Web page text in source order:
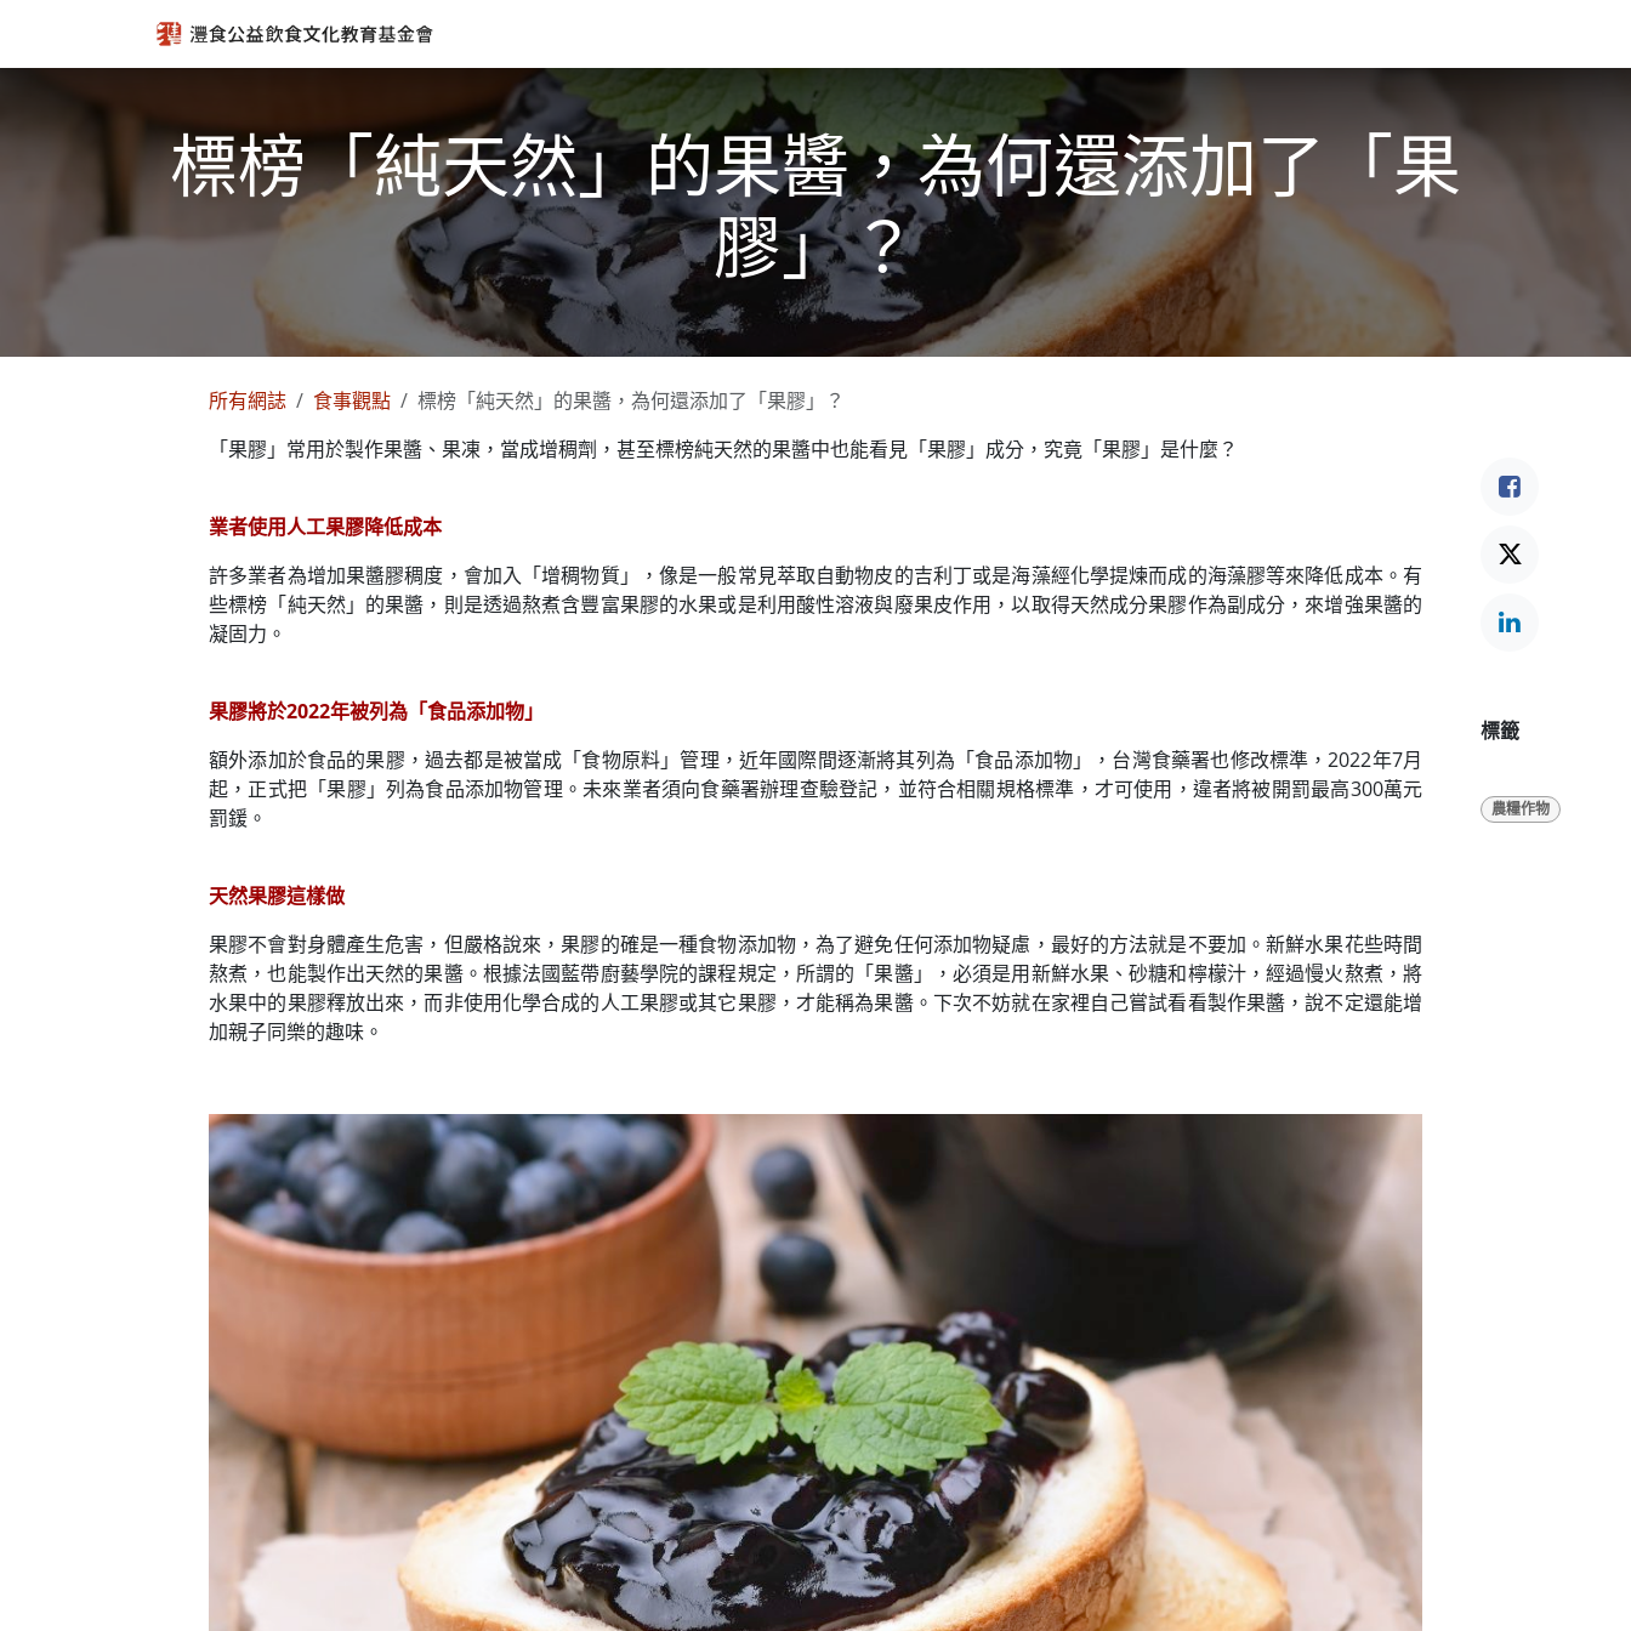
標榜「純天然」的果醬，為何還添加了「果
膠」？
所有網誌 食事觀點
標榜「純天然」的果醬，為何還添加了「果膠」？
「果膠」常用於製作果醬、果凍，當成增稠劑，甚至標榜純天然的果醬中也能看見「果膠」成分，究竟「果膠」是什麼？
業者使用人工果膠降低成本
許多業者為增加果醬膠稠度，會加入「增稠物質」，像是一般常見萃取自動物皮的吉利丁或是海藻經化學提煉而成的海藻膠等來降低成本。有
些標榜「純天然」的果醬，則是透過熬煮含豐富果膠的水果或是利用酸性溶液與廢果皮作用，以取得天然成分果膠作為副成分，來增強果醬的
凝固力。
果膠將於2022年被列為「食品添加物」
額外添加於食品的果膠，過去都是被當成「食物原料」管理，近年國際間逐漸將其列為「食品添加物」，台灣食藥署也修改標準，2022年7月
起，正式把「果膠」列為食品添加物管理。未來業者須向食藥署辦理查驗登記，並符合相關規格標準，才可使用，違者將被開罰最高300萬元
罰鍰。
天然果膠這樣做
果膠不會對身體產生危害，但嚴格說來，果膠的確是一種食物添加物，為了避免任何添加物疑慮，最好的方法就是不要加。新鮮水果花些時間
熬煮，也能製作出天然的果醬。根據法國藍帶廚藝學院的課程規定，所謂的「果醬」，必須是用新鮮水果、砂糖和檸檬汁，經過慢火熬煮，將
水果中的果膠釋放出來，而非使用化學合成的人工果膠或其它果膠，才能稱為果醬。下次不妨就在家裡自己嘗試看看製作果醬，說不定還能增
加親子同樂的趣味。
標籤
農糧作物